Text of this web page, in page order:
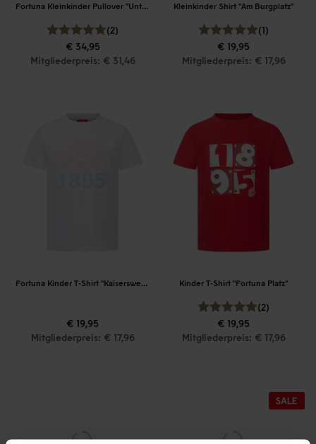
Fortuna Kleinkinder Pullover "Unterrath"
(2)
€ 34,95
Mitgliederpreis: € 31,46
Kleinkinder Shirt "Am Burgplatz"
(1)
€ 19,95
Mitgliederpreis: € 17,96
Fortuna Kinder T-Shirt "Kaiserswerth"
€ 19,95
Mitgliederpreis: € 17,96
Kinder T-Shirt "Fortuna Platz"
(2)
€ 19,95
Mitgliederpreis: € 17,96